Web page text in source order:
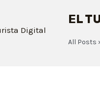
EL
All Posts